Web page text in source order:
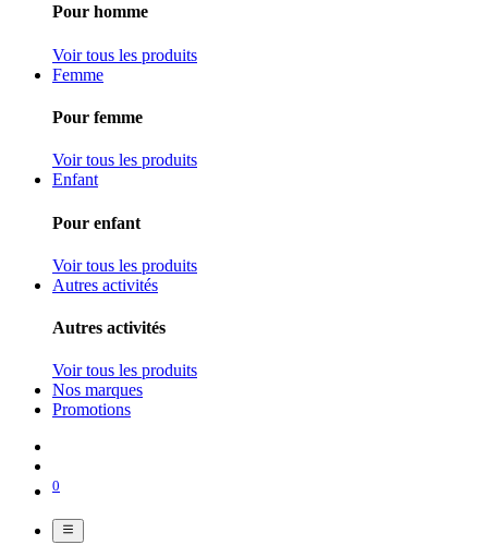
Pour homme
Voir tous les produits
Femme
Pour femme
Voir tous les produits
Enfant
Pour enfant
Voir tous les produits
Autres activités
Autres activités
Voir tous les produits
Nos marques
Promotions
0